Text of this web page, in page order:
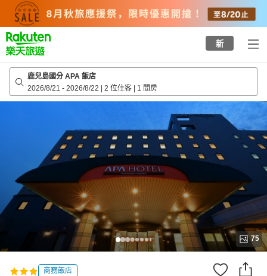
top
page
新
鹿兒島國分 APA 飯店
2026/8/21 - 2026/8/22 | 2 位住客 | 1 間房
75
商務飯店